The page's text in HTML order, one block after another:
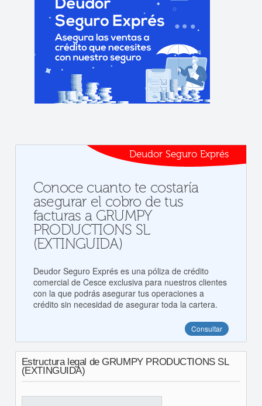
Deudor Seguro Exprés
Conoce cuanto te costaría
asegurar el cobro de tus
facturas a GRUMPY
PRODUCTIONS SL
(EXTINGUIDA)
Deudor Seguro Exprés es una póliza de crédito
comercial de Cesce exclusiva para nuestros clientes
con la que podrás asegurar tus operaciones a
crédito sin necesidad de asegurar toda la cartera.
Consultar
Estructura legal de GRUMPY PRODUCTIONS SL
(EXTINGUIDA)